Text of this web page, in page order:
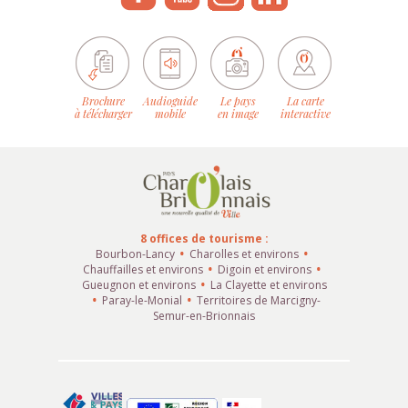
Brochure
à télécharger
Audioguide
mobile
Le pays
en image
La carte
interactive
8 offices de tourisme :
Bourbon-Lancy
Charolles et environs
Chauffailles et environs
Digoin et environs
Gueugnon et environs
La Clayette et environs
Paray-le-Monial
Territoires de Marcigny-
Semur-en-Brionnais